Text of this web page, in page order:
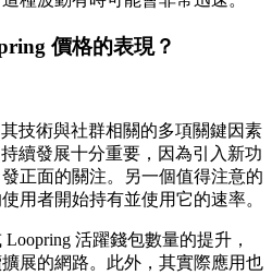
價格的表現？
技術與社群相關的多項關鍵因素
續發展十分重要，因為引入新功
正面的關注。另一個值得注意的
用者開始持有並使用它的速率。
活躍錢包數量的提升，
展的網路。此外，其實際應用也